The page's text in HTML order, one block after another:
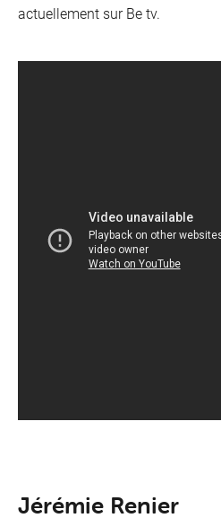
actuellement sur Be tv.
Jérémie Renier